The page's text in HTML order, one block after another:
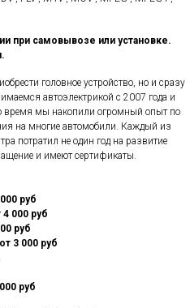
при самовывозе или установке.
головное устройство, но и сразу
автоэлектрикой с 2007 года и
время мы накопили огромный опыт по
на многие автомобили. Каждый из
потратил не один год на развитие
и имеют сертификаты.
руб
000 руб
руб
3 000 руб
руб